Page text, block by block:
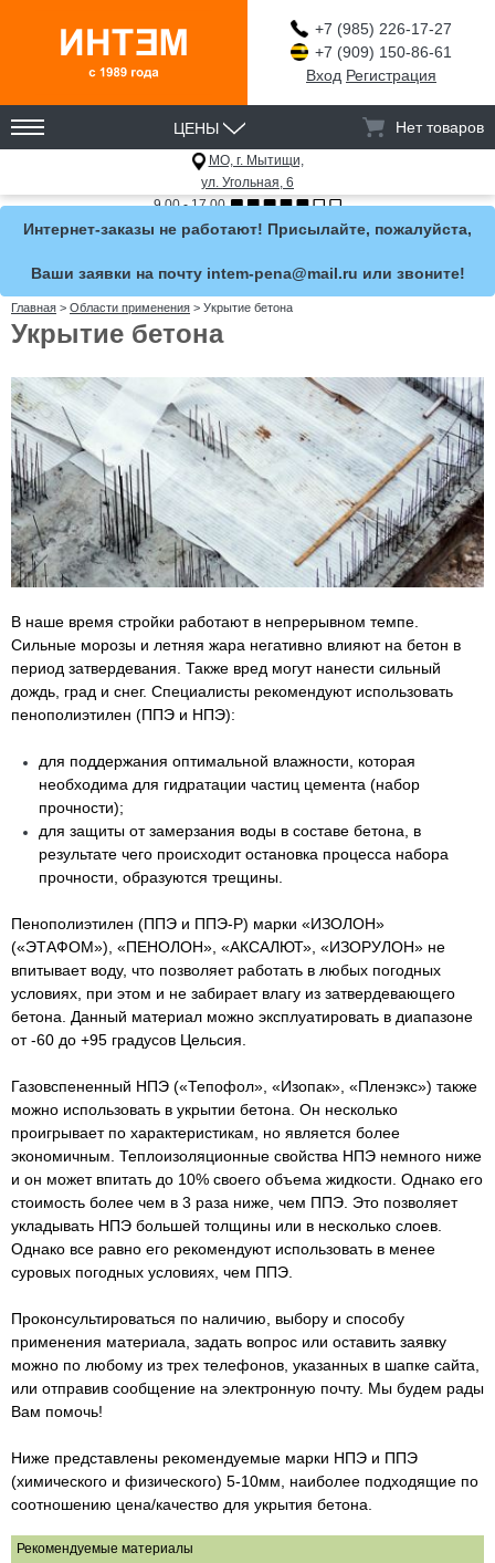
+7 (985) 226-17-27
+7 (909) 150-86-61
Вход Регистрация
ЦЕНЫ Нет товаров
МО, г. Мытищи,
ул. Угольная, 6
9.00 - 17.00
Интернет-заказы не работают! Присылайте, пожалуйста,
Ваши заявки на почту intem-pena@mail.ru или звоните!
Главная > Области применения > Укрытие бетона
Укрытие бетона
В наше время стройки работают в непрерывном темпе.
Сильные морозы и летняя жара негативно влияют на бетон в
период затвердевания. Также вред могут нанести сильный
дождь, град и снег. Специалисты рекомендуют использовать
пенополиэтилен (ППЭ и НПЭ):
для поддержания оптимальной влажности, которая
необходима для гидратации частиц цемента (набор
прочности);
для защиты от замерзания воды в составе бетона, в
результате чего происходит остановка процесса набора
прочности, образуются трещины.
Пенополиэтилен (ППЭ и ППЭ-Р) марки «ИЗОЛОН»
(«ЭТАФОМ»), «ПЕНОЛОН», «АКСАЛЮТ», «ИЗОРУЛОН» не
впитывает воду, что позволяет работать в любых погодных
условиях, при этом и не забирает влагу из затвердевающего
бетона. Данный материал можно эксплуатировать в диапазоне
от -60 до +95 градусов Цельсия.
Газовспененный НПЭ («Тепофол», «Изопак», «Пленэкс») также
можно использовать в укрытии бетона. Он несколько
проигрывает по характеристикам, но является более
экономичным. Теплоизоляционные свойства НПЭ немного ниже
и он может впитать до 10% своего объема жидкости. Однако его
стоимость более чем в 3 раза ниже, чем ППЭ. Это позволяет
укладывать НПЭ большей толщины или в несколько слоев.
Однако все равно его рекомендуют использовать в менее
суровых погодных условиях, чем ППЭ.
Проконсультироваться по наличию, выбору и способу
применения материала, задать вопрос или оставить заявку
можно по любому из трех телефонов, указанных в шапке сайта,
или отправив сообщение на электронную почту. Мы будем рады
Вам помочь!
Ниже представлены рекомендуемые марки НПЭ и ППЭ
(химического и физического) 5-10мм, наиболее подходящие по
соотношению цена/качество для укрытия бетона.
Рекомендуемые материалы